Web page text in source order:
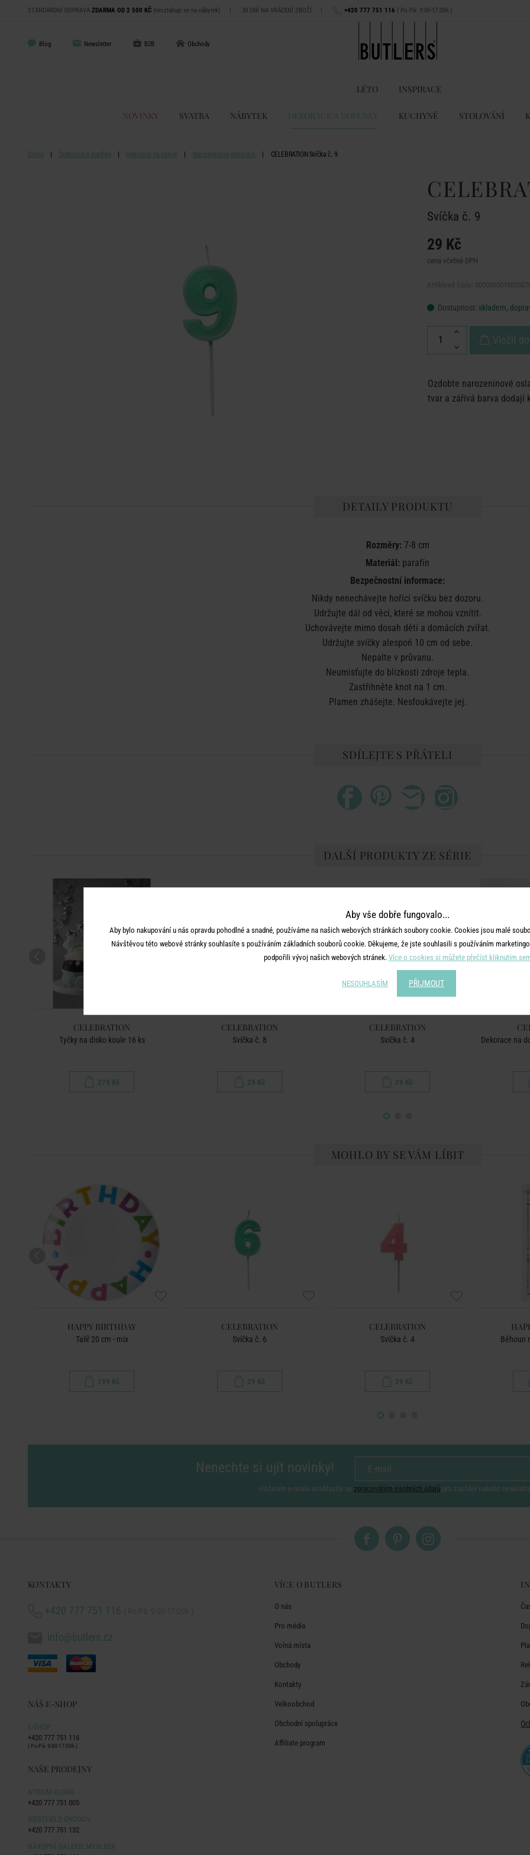
STANDARDNÍ DOPRAVA ZDARMA OD 2 500 KČ (nevztahuje se na nábytek) | 30 DNÍ NA VRÁCENÍ ZBOŽÍ | +420 777 751 116 ( Po-Pá: 9:00-17:00h )
Blog Newsletter B2B Obchody
LÉTO INSPIRACE
NOVINKY SVATBA NÁBYTEK DEKORACE A DOPLŇKY KUCHYNĚ STOLOVÁNÍ
Domů Dekorace a doplňky Dekorace na oslavy Narozeninové dekorace CELEBRATION Svíčka č. 9
Svíčka č. 9
29 Kč
cena včetně DPH
Dostupnost: skladem,
Vložit
Ozdobte narozeninové
tvar a zářivá barva dodají
DETAILY PRODUKTU
Rozměry:7-8 cm
Materiál: parafín
Bezpečnostní informace:
Nikdy nenechávejte hořící svíčku bez dozoru.
Udržujte dál od věcí, které se mohou vznítit.
Uchovávejte mimo dosah dětí a domácích zvířat.
Udržujte svíčky alespoň 10 cm od sebe.
Nepalte v průvanu.
Neumisťujte do blízkosti zdroje tepla.
Zastřihněte knot na 1 cm.
Plamen zhášejte. Nesfoukávejte jej.
SDÍLEJTE S PŘÁTELI
DALŠÍ PRODUKTY ZE SÉRIE
CELEBRATION
Tyčky na disko koule 16 ks
279 Kč
CELEBRATION
Svíčka č. 8
29 Kč
CELEBRATION
Svíčka č. 4
29 Kč
Dekorace na
MOHLO BY SE VÁM LÍBIT
HAPPY BIRTHDAY
Talíř 20 cm - mix
199 Kč
CELEBRATION
Svíčka č. 6
29 Kč
CELEBRATION
Svíčka č. 4
29 Kč
Běhoun
Nenechte si ujít novinky!
vložením e-mailu souhlasíte se zpracováním osobních údajů pro zasílání našeho
KONTAKTY
+420 777 751 116
info@butlers.cz
NÁŠ E-SHOP
E-SHOP
+420 777 751 116
( Po-Pá: 9:00-17:00h )
NAŠE PRODEJNY
ATRIUM FLORA
+420 777 751 005
WESTFIELD CHODOV
+420 777 751 132
NÁKUPNÍ GALERIE MYSLBEK
VÍCE O BUTLERS
O nás
Pro média
Volná místa
Obchody
Kontakty
Velkoobchod
Obchodní spolupráce
Affiliate program
Aby vše dobře fungovalo...
Aby bylo nakupování u nás opravdu pohodlné a snadné, používáme na našich webových stránkách soubory cookie. Cookies jsou malé
Návštěvou této webové stránky souhlasíte s používáním základních souborů cookie. Děkujeme, že jste souhlasili s používáním
podpořili vývoj našich webových stránek. Více o cookies si můžete přečíst kliknutím
NESOUHLASÍM PŘIJMOUT